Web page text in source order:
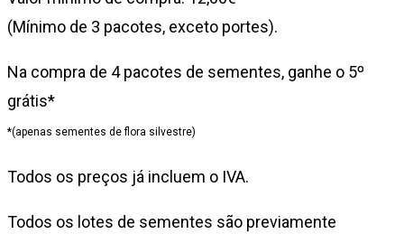
(Mínimo de 3 pacotes, exceto portes).
Na compra de 4 pacotes de sementes, ganhe o 5º
grátis*
*(apenas sementes de flora silvestre)
Todos os preços já incluem o IVA.
Todos os lotes de sementes são previamente